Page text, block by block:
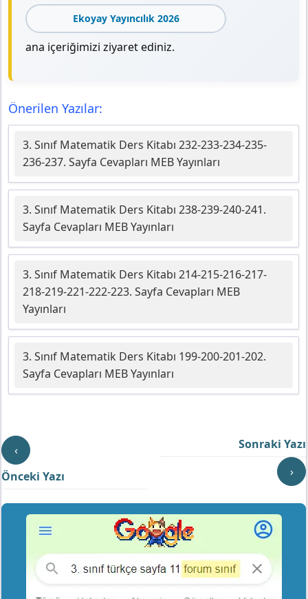
Ekoyay Yayıncılık 2026
ana içeriğimizi ziyaret ediniz.
Önerilen Yazılar:
3. Sınıf Matematik Ders Kitabı 232-233-234-235-
236-237. Sayfa Cevapları MEB Yayınları
3. Sınıf Matematik Ders Kitabı 238-239-240-241.
Sayfa Cevapları MEB Yayınları
3. Sınıf Matematik Ders Kitabı 214-215-216-217-
218-219-221-222-223. Sayfa Cevapları MEB
Yayınları
3. Sınıf Matematik Ders Kitabı 199-200-201-202.
Sayfa Cevapları MEB Yayınları
‹
Önceki Yazı
Sonraki Yazı
›